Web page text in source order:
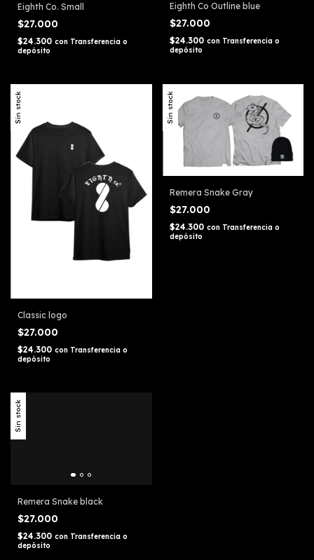
Eighth Co. Small
$27.000
$24.300 con Transferencia o
depósito
Eighth Co Outline blue
$27.000
$24.300 con Transferencia o
depósito
Sin stock
Classic logo
$27.000
$24.300 con Transferencia o
depósito
Sin stock
Remera Snake Gray
$27.000
$24.300 con Transferencia o
depósito
Sin stock
Remera Snake black
$27.000
$24.300 con Transferencia o
depósito